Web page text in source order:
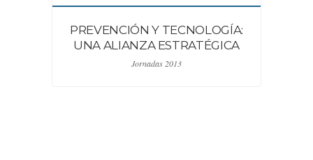
PREVENCIÓN Y TECNOLOGÍA:
UNA ALIANZA ESTRATÉGICA
Jornadas 2013